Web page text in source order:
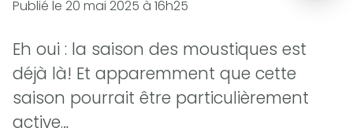
Publié le 20 mai 2025 à 16h25
Eh oui : la saison des moustiques est
déjà là! Et apparemment que cette
saison pourrait être particulièrement
active…